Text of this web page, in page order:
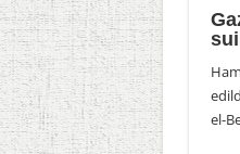
el-